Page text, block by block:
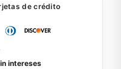
de crédito
intereses